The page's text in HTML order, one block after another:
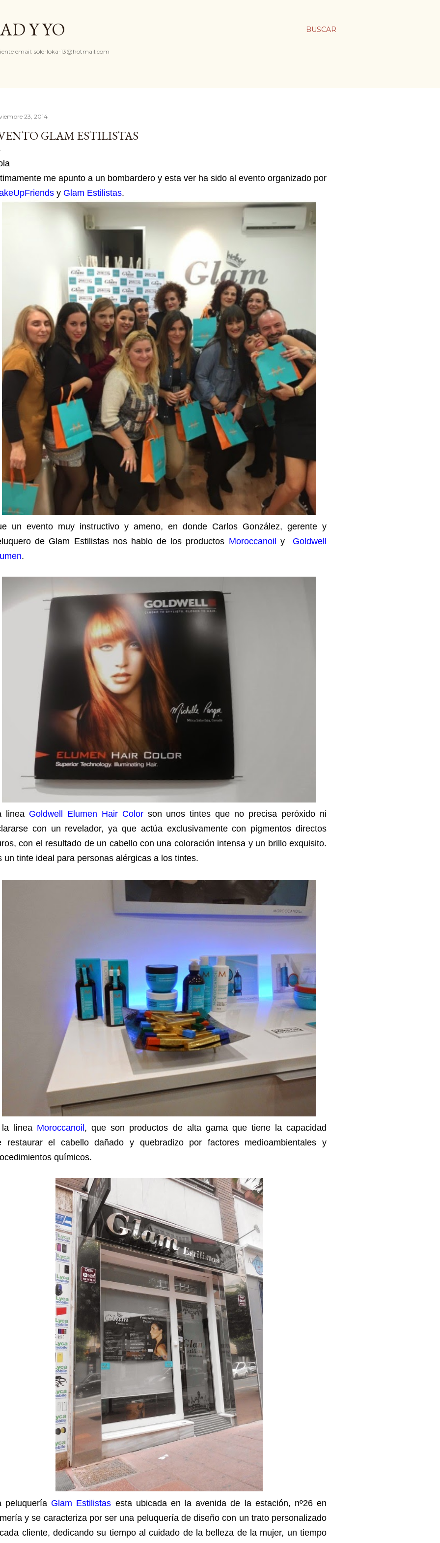
BUSCAR
Y YO
email: sole-loka-13@hotmail.com
23, 2014
GLAM ESTILISTAS
me apunto a un bombardero y esta ver ha sido al evento organizado por
y Glam Estilistas.
un evento muy instructivo y ameno, en donde Carlos González, gerente y
de Glam Estilistas nos hablo de los productos Moroccanoil y Goldwell
.
linea Goldwell Elumen Hair Colorson unos tintes que no precisa peróxido ni
con un revelador, ya que actúa exclusivamente con pigmentos directos
con el resultado de un cabello con una coloración intensa y un brillo exquisito.
un tinte ideal para personas alérgicas a los tintes.
línea Moroccanoil, que son productos de alta gama que tiene la capacidad
restaurar el cabello dañado y quebradizo por factores medioambientales y
químicos.
peluquería Glam Estilistas esta ubicada en la avenida de la estación, nº26 en
y se caracteriza por ser una peluquería de diseño con un trato personalizado
cliente, dedicando su tiempo al cuidado de la belleza de la mujer, un tiempo